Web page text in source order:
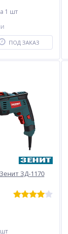
1 шт
ПОД ЗАКАЗ
ЗД-1170